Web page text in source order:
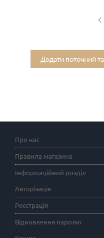
Додати поточний
Про нас
Правила магазина
Інформаційний розділ
Авторізація
Реєстрація
Відновлення паролю